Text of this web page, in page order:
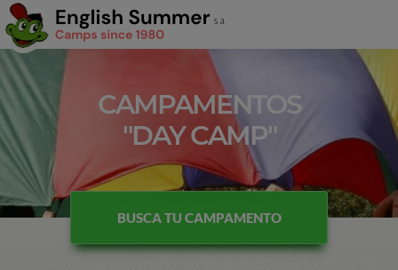
CAMPAMENTOS
"DAY CAMP"
BUSCA TU CAMPAMENTO